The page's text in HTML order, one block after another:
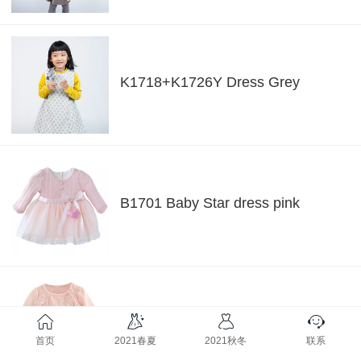
K1718+K1726Y Dress Grey
B1701 Baby Star dress pink
B1704P Baby full lace dress pink
首页 2021春夏 2021秋冬 联系